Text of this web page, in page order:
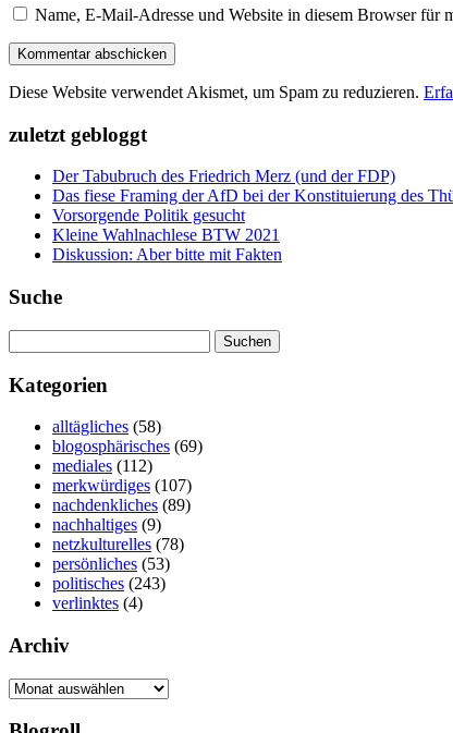
Name, E-Mail-Adresse und Website in diesem Browser für
Diese Website verwendet Akismet, um Spam zu reduzieren.
zuletzt gebloggt
Der Tabubruch des Friedrich Merz (und der FDP)
Das fiese Framing der AfD bei der Konstituierung des
Vorsorgende Politik gesucht
Kleine Wahlnachlese BTW 2021
Diskussion: Aber bitte mit Fakten
Suche
nach:
Kategorien
alltägliches (58)
blogosphärisches (69)
mediales (112)
merkwürdiges (107)
nachdenkliches (89)
nachhaltiges (9)
netzkulturelles (78)
persönliches (53)
politisches (243)
verlinktes (4)
Archiv
Archiv